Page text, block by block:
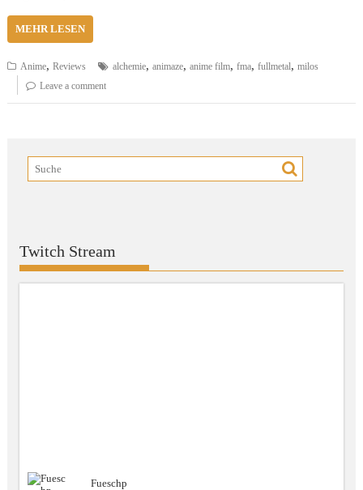
MEHR LESEN
Anime,Reviews alchemie,animaze,anime film,fma,fullmetal,milos
Leave a comment
Twitch Stream
Fueschp